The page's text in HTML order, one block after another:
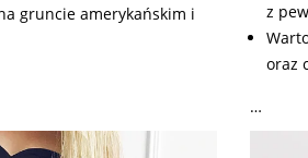
gruncie amerykańskim i
z
oraz
…